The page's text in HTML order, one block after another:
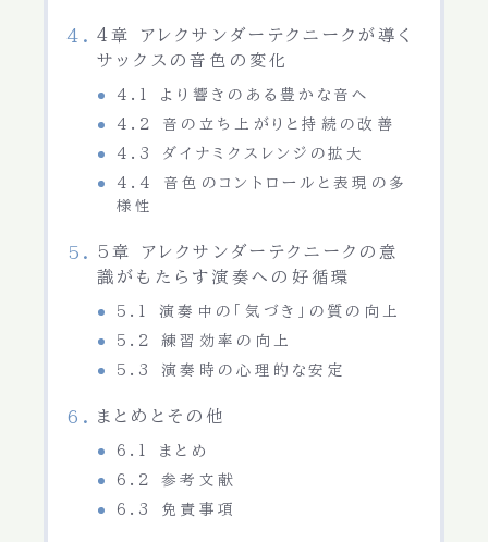
4章 アレクサンダーテクニークが導く
サックスの音色の変化
4.1 より響きのある豊かな音へ
4.2 音の立ち上がりと持続の改善
4.3 ダイナミクスレンジの拡大
4.4 音色のコントロールと表現の多
様性
5章 アレクサンダーテクニークの意
識がもたらす演奏への好循環
5.1 演奏中の「気づき」の質の向上
5.2 練習効率の向上
5.3 演奏時の心理的な安定
まとめとその他
6.1 まとめ
6.2 参考文献
6.3 免責事項